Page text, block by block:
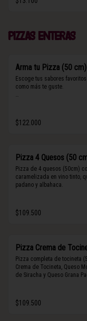
Pizzas enteras
Arma tu Pizza (50 cm)
Escoge tus sabores
como más te guste.
secos y maní.
$122.000
Pizza 4 Quesos (50
Pizza de 4 quesos (50cm)
caramelizada en vino tinto,
padano y albahaca.
$109.500
Pizza Crema de
Pizza completa de tocineta
Crema de Tocineta, Queso
de Siracha y Queso Grana
$109.500